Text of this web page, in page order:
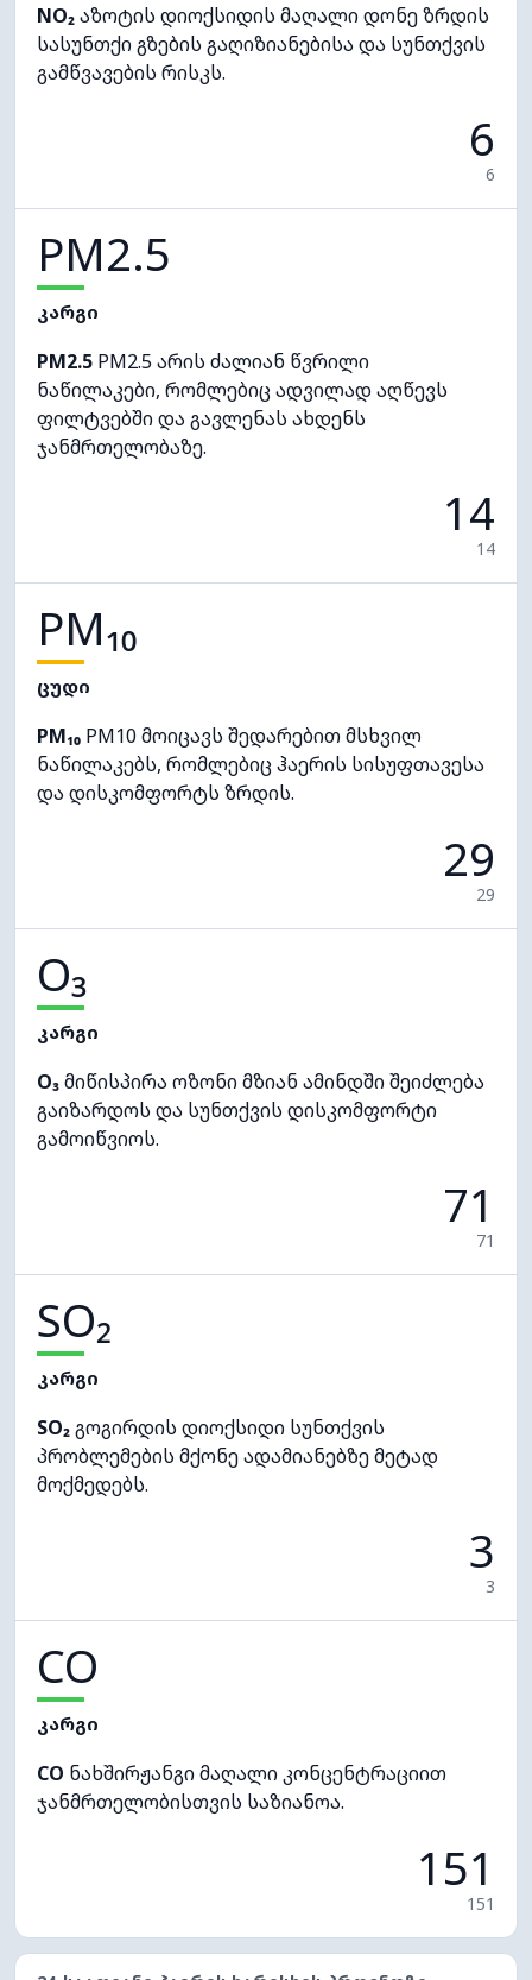
NO₂აზოტის დიოქსიდის მაღალი დონე ზრდის
სასუნთქი გზების გაღიზიანებისა და სუნთქვის
გამწვავების რისკს.
6
6
PM2.5
კარგი
PM2.5 PM2.5 არის ძალიან წვრილი
ნაწილაკები, რომლებიც ადვილად აღწევს
ფილტვებში და გავლენას ახდენს
ჯანმრთელობაზე.
14
14
PM₁₀
ცუდი
PM₁₀ PM10 მოიცავს შედარებით მსხვილ
ნაწილაკებს, რომლებიც ჰაერის სისუფთავესა
და დისკომფორტს ზრდის.
29
29
O₃
კარგი
O₃მიწისპირა ოზონი მზიან ამინდში შეიძლება
გაიზარდოს და სუნთქვის დისკომფორტი
გამოიწვიოს.
71
71
SO₂
კარგი
SO₂გოგირდის დიოქსიდი სუნთქვის
პრობლემების მქონე ადამიანებზე მეტად
მოქმედებს.
3
3
CO
კარგი
CO ნახშირჟანგი მაღალი კონცენტრაციით
ჯანმრთელობისთვის საზიანოა.
151
151